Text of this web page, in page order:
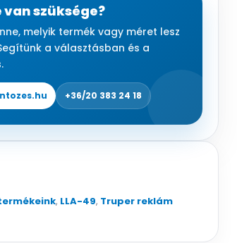
szüksége?
melyik termék vagy méret lesz
a választásban és a
+36/20 383 24 18
, LLA-49, Truper reklám